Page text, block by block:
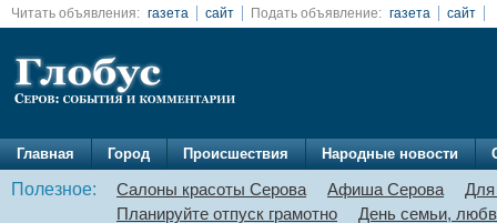
Читать объявления: газета сайт Подать объявление: газета сайт
Главная Город Происшествия Народные новости
Полезное: Салоны красоты Серова Афиша Серова
Для
Планируйте отпуск грамотно
День семьи,